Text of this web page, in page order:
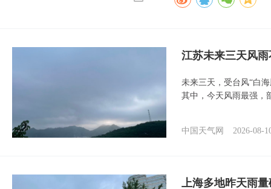
江苏未来三天风
未来三天，受台风“白
其中，今天风雨最强，
中国天气网 2026-08-
上海多地昨天雨